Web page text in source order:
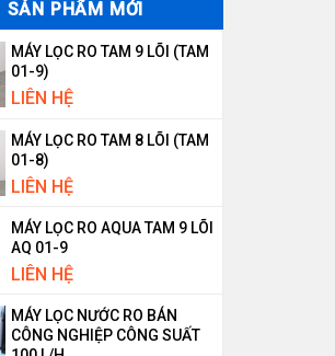
SẢN PHẨM MỚI
MÁY LỌC RO TAM 9 LÕI (TAM
01-9)
LIÊN HỆ
MÁY LỌC RO TAM 8 LÕI (TAM
01-8)
LIÊN HỆ
MÁY LỌC RO AQUA TAM 9 LÕI
AQ 01-9
LIÊN HỆ
MÁY LỌC NƯỚC RO BÁN
CÔNG NGHIỆP CÔNG SUẤT